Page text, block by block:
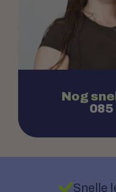
Nog
085
Snelle